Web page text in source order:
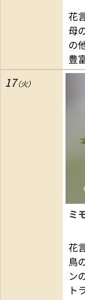
花
母
の
豊
17
ミ
花
鳥
ン
ト